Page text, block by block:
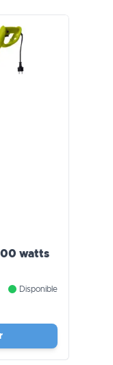
watts
Disponible